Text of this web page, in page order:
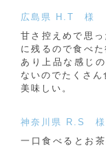
広島県 H.T 様
甘さ控えめで思
に残るので食べ
あり上品な感じ
ないのでたくさん
美味しい。
神奈川県 R.S 様
一口食べるとお